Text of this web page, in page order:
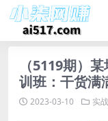
（5119期）
训班：干货满
2023-03-10 实